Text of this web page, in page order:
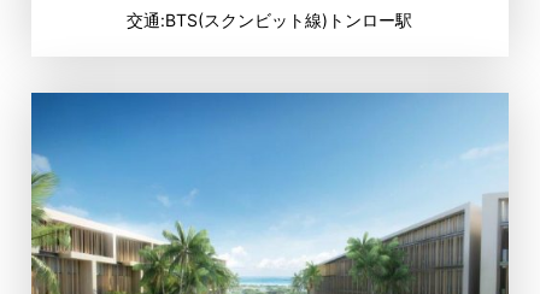
交通:BTS(スクンビット線)トンロー駅